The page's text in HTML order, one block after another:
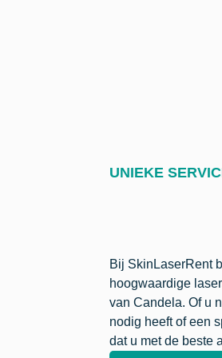
UNIEKE
Bij SkinLaserRent
hoogwaardige
van Candela. Of u
nodig heeft of een
dat u met de beste